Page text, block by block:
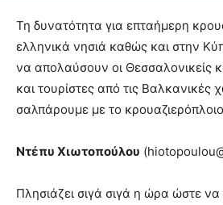
Τη δυνατότητα για επταήμερη
ελληνικά νησιά καθώς και στην
να απολαύσουν οι Θεσσαλονικείς
και τουρίστες από τις Βαλκανικές
σαλπάρουμε με το
Ντέπυ Χιωτοπούλου
Πλησιάζει σιγά σιγά η ώρα ώστε